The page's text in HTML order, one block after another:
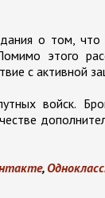
о том,
этого
с активной
войск.
,